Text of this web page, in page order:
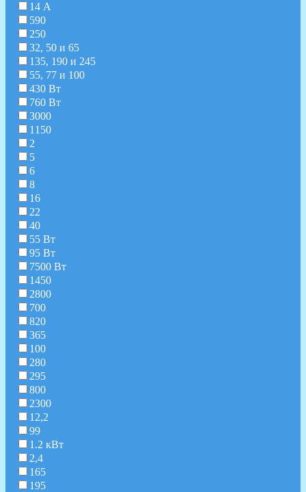
14 А
590
250
32, 50 и 65
135, 190 и 245
55, 77 и 100
430 Вт
760 Вт
3000
1150
2
5
6
8
16
22
40
55 Вт
95 Вт
7500 Вт
1450
2800
700
820
365
100
280
295
800
2300
12,2
99
1.2 кВт
2,4
165
195